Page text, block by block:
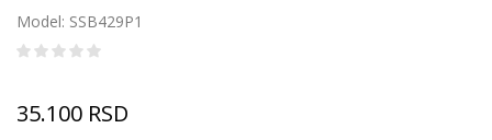
Model: SSB429P1
35.100 RSD